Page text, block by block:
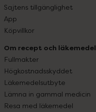
Sajtens tillgänglighet
App
Köpvillkor
Om recept och läkemedel
Fullmakter
Högkostnadsskyddet
Läkemedelsutbyte
Lämna in gammal medicin
Resa med läkemedel